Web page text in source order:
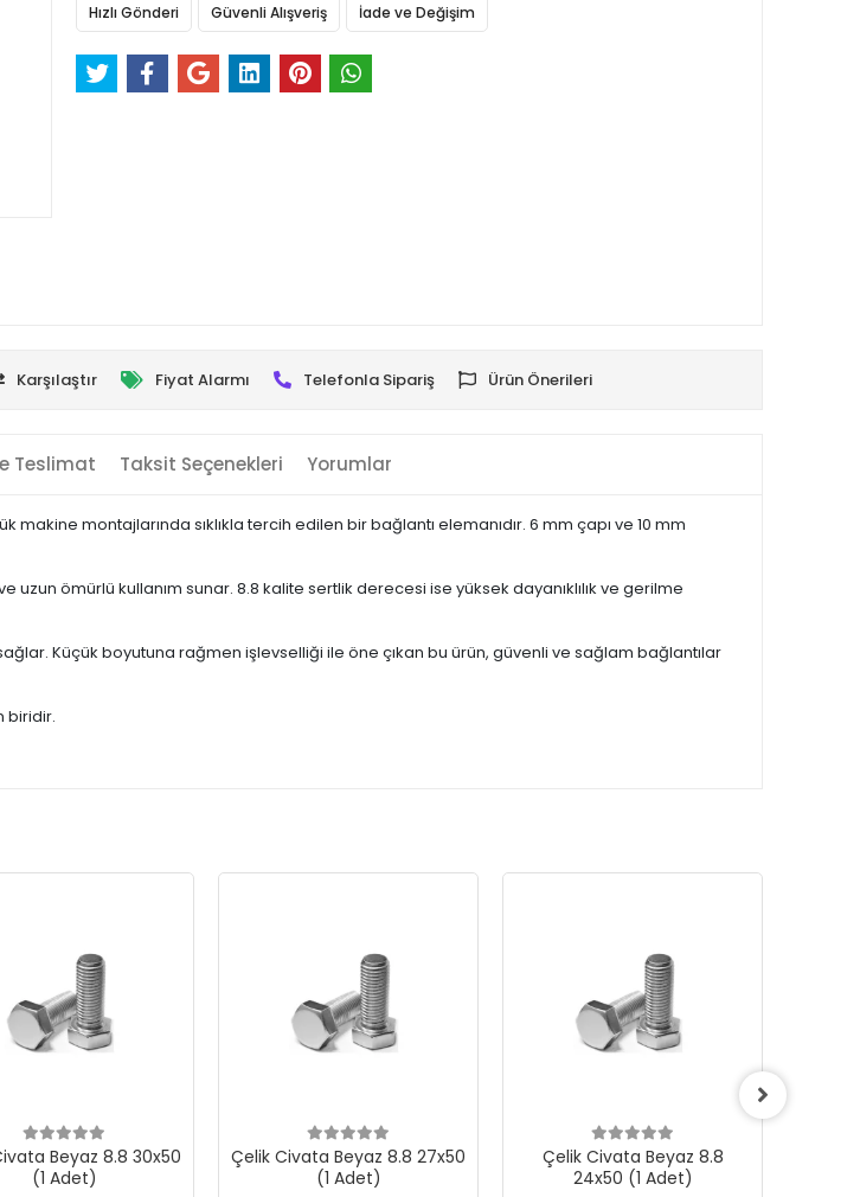
Hızlı Gönderi Güvenli Alışveriş İade ve Değişim
Karşılaştır Fiyat Alarmı Telefonla Sipariş Ürün Önerileri
Teslimat Taksit Seçenekleri Yorumlar
montajlarında sıklıkla tercih edilen bir bağlantı elemanıdır. 6 mm çapı ve 10 mm
ömürlü kullanım sunar. 8.8 kalite sertlik derecesi ise yüksek dayanıklılık ve gerilme
Küçük boyutuna rağmen işlevselliği ile öne çıkan bu ürün, güvenli ve sağlam bağlantılar
biridir.
Beyaz 8.8 30x50
(1 Adet)
Çelik Civata Beyaz 8.8 27x50
(1 Adet)
Çelik Civata Beyaz 8.8
24x50 (1 Adet)